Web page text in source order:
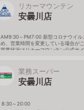
リカーマウンテン
安曇川店
AM9:30～PM7:00 新型コロナウイル
め、営業時間を変更している場合が
営業状況はリカーマウンテン公式サ
業務スーパー
安曇川店
8:30～20:00